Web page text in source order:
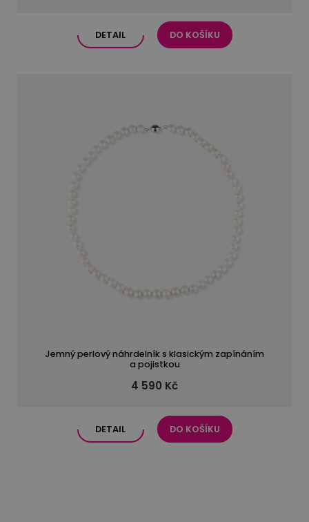
DETAIL DO KOŠÍKU
Jemný perlový náhrdelník s klasickým zapínáním
a pojistkou
4 590 Kč
DETAIL DO KOŠÍKU